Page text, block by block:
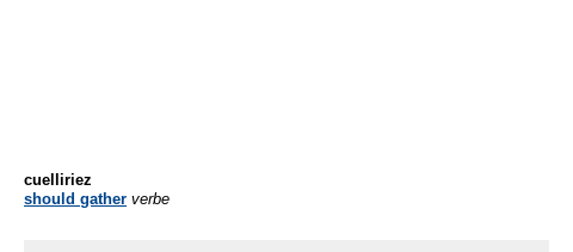
cuelliriez
should gather verbe